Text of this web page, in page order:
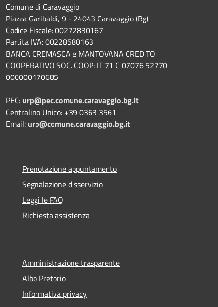
Comune di Caravaggio
Piazza Garibaldi, 9 - 24043 Caravaggio (Bg)
Codice Fiscale: 00272830167
Partita IVA: 00228580163
BANCA CREMASCA e MANTOVANA CREDITO
COOPERATIVO SOC. COOP: IT 71 C 07076 52770
000000170685
PEC: urp@pec.comune.caravaggio.bg.it
Centralino Unico: +39 0363 3561
Email: urp@comune.caravaggio.bg.it
Prenotazione appuntamento
Segnalazione disservizio
Leggi le FAQ
Richiesta assistenza
Amministrazione trasparente
Albo Pretorio
Informativa privacy